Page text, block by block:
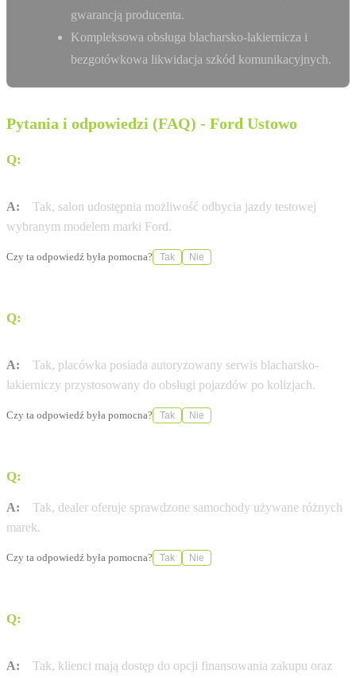
gwarancją producenta.
Kompleksowa obsługa blacharsko-lakiernicza i
bezgotówkowa likwidacja szkód komunikacyjnych.
Pytania i odpowiedzi (FAQ) - Ford Ustowo
Q:
A:
Tak, salon udostępnia możliwość odbycia jazdy testowej
wybranym modelem marki Ford.
Czy ta odpowiedź była pomocna? Tak Nie
Q:
A:
Tak, placówka posiada autoryzowany serwis blacharsko-
lakierniczy przystosowany do obsługi pojazdów po kolizjach.
Czy ta odpowiedź była pomocna? Tak Nie
Q:
A:
Tak, dealer oferuje sprawdzone samochody używane różnych
marek.
Czy ta odpowiedź była pomocna? Tak Nie
Q:
A:
Tak, klienci mają dostęp do opcji finansowania zakupu oraz